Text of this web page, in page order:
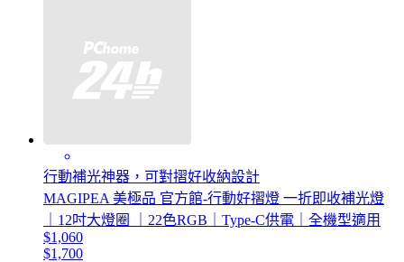
行動補光神器，可對摺好收納設計
MAGIPEA 美極品 官方館-行動好摺燈 一折即收補光燈
｜12吋大燈圈 ｜22色RGB｜Type-C供電｜全機型適用
$1,060
$1,700